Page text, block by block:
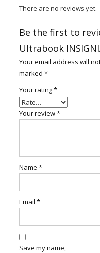
There are no reviews yet.
Be the first to
Ultrabook
Your email address will
marked *
Your rating*
Your review*
Name *
Email *
Save my name,